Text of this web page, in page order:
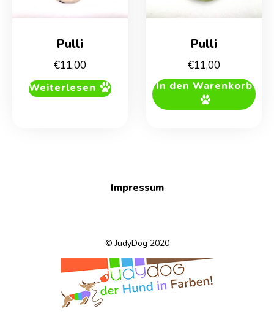
Pulli
€11,00
Weiterlesen
Pulli
€11,00
In den Warenkorb
Impressum
© JudyDog 2020